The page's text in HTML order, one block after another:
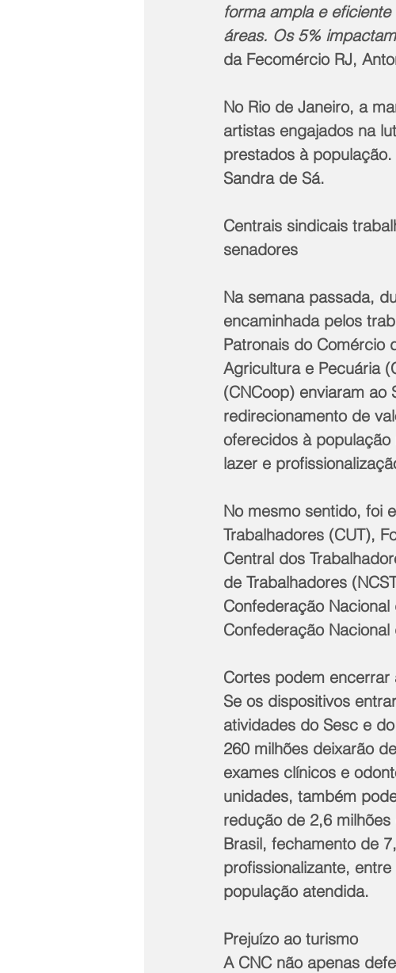
forma ampla e
áreas. Os 5%
da Fecomércio RJ,
No Rio de Janeiro, a
artistas engajados na
prestados à
Sandra de Sá.
Centrais sindicais
senadores
Na semana passada,
encaminhada pelos
Patronais do Comércio
Agricultura e Pecuária
(CNCoop) enviaram ao
redirecionamento de
oferecidos à
lazer e
No mesmo sentido, foi
Trabalhadores (CUT),
Central dos
de Trabalhadores
Confederação
Confederação
Cortes podem
Se os dispositivos
atividades do Sesc e
260 milhões deixarão
exames clínicos e
unidades, também
redução de 2,6
Brasil, fechamento de
profissionalizante,
população atendida.
Prejuízo ao turismo
A CNC não apenas